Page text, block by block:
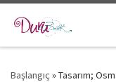
Skip to content
Başlangıç »Tasarım;